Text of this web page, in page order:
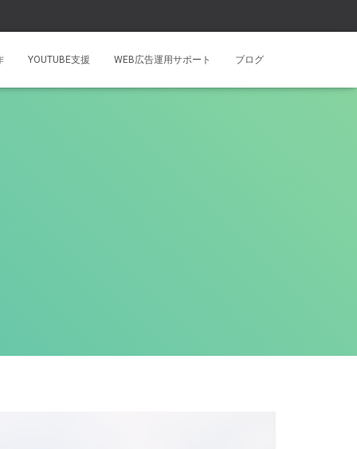
YOUTUBE支援 WEB広告運用サポート ブログ